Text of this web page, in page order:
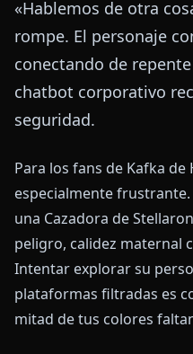
«Hablemos de otra
rompe. El personaje
conectando de
chatbot corporativo
seguridad.
Para los fans de Kafka de
especialmente
una Cazadora de
peligro, calidez maternal
Intentar explorar su
plataformas filtradas es
mitad de tus colores